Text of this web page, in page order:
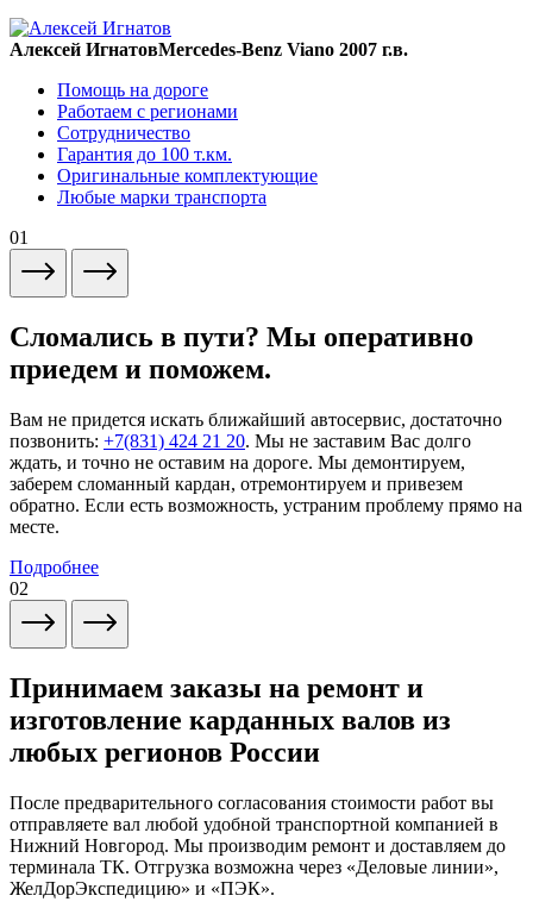
Алексей ИгнатовMercedes-Benz Viano 2007 г.в.
Помощь на дороге
Работаем с регионами
Сотрудничество
Гарантия до 100 т.км.
Оригинальные комплектующие
Любые марки транспорта
01
Сломались в пути? Мы оперативно
приедем и поможем.
Вам не придется искать ближайший автосервис, достаточно
позвонить: +7(831) 424 21 20. Мы не заставим Вас долго
ждать, и точно не оставим на дороге. Мы демонтируем,
заберем сломанный кардан, отремонтируем и привезем
обратно. Если есть возможность, устраним проблему прямо на
месте.
Подробнее
02
Принимаем заказы на ремонт и
изготовление карданных валов из
любых регионов России
После предварительного согласования стоимости работ вы
отправляете вал любой удобной транспортной компанией в
Нижний Новгород. Мы производим ремонт и доставляем до
терминала ТК. Отгрузка возможна через «Деловые линии»,
ЖелДорЭкспедицию» и «ПЭК».